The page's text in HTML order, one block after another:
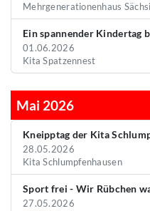
Mehrgenerationenhaus
Ein spannender Kindertag
01.06.2026
Kita Spatzennest
Mai 2026
Kneipptag der Kita
28.05.2026
Kita Schlumpfenhausen
Sport frei - Wir Rübchen
27.05.2026